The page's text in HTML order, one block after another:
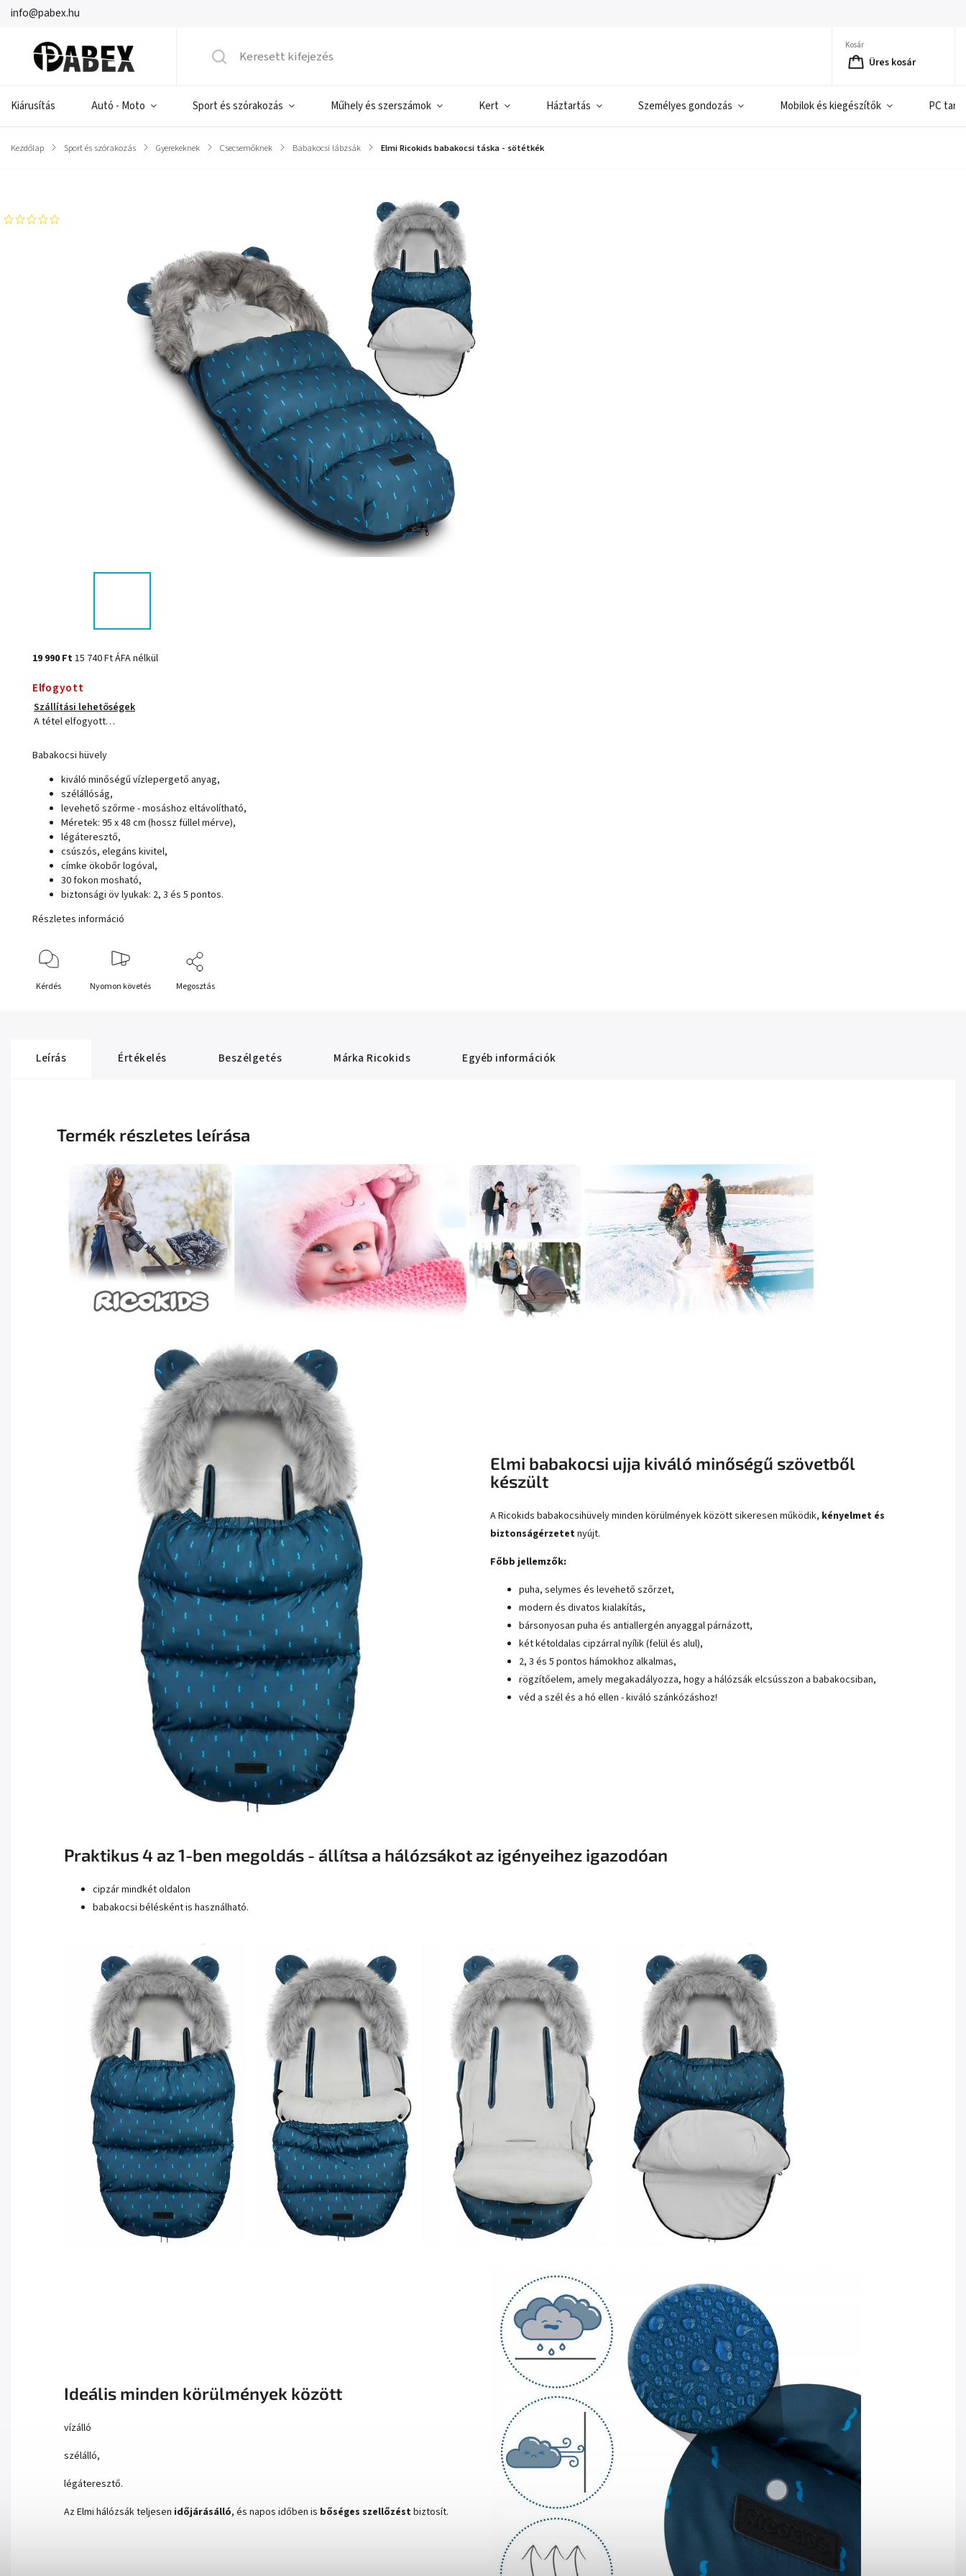
info@pabex.hu
Kosár
Üres kosár
Kiárusítás Autó - Moto Sport és szórakozás Műhely és szerszámok Kert Háztartás Személyes gondozás Mobilok és kiegészítők PC
Kezdőlap / Sport és szórakozás / Gyerekeknek / Csecsemőknek / Babakocsi lábzsák / Elmi Ricokids babakocsi táska - sötétkék
19 990 Ft15 740 Ft ÁFA nélkül
Elfogyott
Szállítási lehetőségek
A tétel elfogyott…
Babakocsi hüvely
kiváló minőségű vízlepergető anyag,
szélállóság,
levehető szőrme - mosáshoz eltávolítható,
Méretek: 95 x 48 cm (hossz füllel mérve),
légáteresztő,
csúszós, elegáns kivitel,
címke ökobőr logóval,
30 fokon mosható,
biztonsági öv lyukak: 2, 3 és 5 pontos.
Részletes információ
Kérdés Nyomon követés Megosztás
Leírás Értékelés Beszélgetés Márka Ricokids Egyéb információk
Termék részletes leírása
Elmi babakocsi ujja kiváló minőségű szövetből
készült
A Ricokids babakocsihüvely minden körülmények között sikeresen működik, kényelmet és
biztonságérzetetnyújt.
Főbb jellemzők:
puha, selymes és levehető szőrzet,
modern és divatos kialakítás,
bársonyosan puha és antiallergén anyaggal párnázott,
két kétoldalas cipzárral nyílik (felül és alul),
2, 3 és 5 pontos hámokhoz alkalmas,
rögzítőelem, amely megakadályozza, hogy a hálózsák elcsússzon a babakocsiban,
véd a szél és a hó ellen - kiváló szánkózáshoz!
Praktikus 4 az 1-ben megoldás - állítsa a hálózsákot az igényeihez igazodóan
cipzár mindkét oldalon
babakocsi bélésként is használható.
Ideális minden körülmények között
vízálló
szélálló,
légáteresztő.
Az Elmi hálózsák teljesen időjárásálló, és napos időben is bőséges szellőzéstbiztosít.